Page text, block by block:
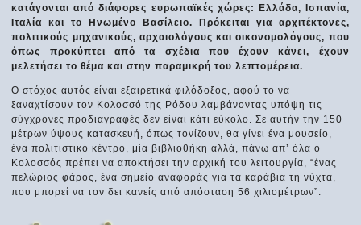
κατάγονται από διάφορες ευρωπαϊκές χώρες: Ελλάδα, Ισπανία,
Ιταλία και το Ηνωμένο Βασίλειο. Πρόκειται για αρχιτέκτονες,
πολιτικούς μηχανικούς, αρχαιολόγους και οικονομολόγους, που
όπως προκύπτει από τα σχέδια που έχουν κάνει, έχουν
μελετήσει το θέμα και στην παραμικρή του λεπτομέρεια.
Ο στόχος αυτός είναι εξαιρετικά φιλόδοξος, αφού το να
ξαναχτίσουν τον Κολοσσό της Ρόδου λαμβάνοντας υπόψη τις
σύγχρονες προδιαγραφές δεν είναι κάτι εύκολο. Σε αυτήν την 150
μέτρων ύψους κατασκευή, όπως τονίζουν, θα γίνει ένα μουσείο,
ένα πολιτιστικό κέντρο, μία βιβλιοθήκη αλλά, πάνω απ’ όλα ο
Κολοσσός πρέπει να αποκτήσει την αρχική του λειτουργία, “ένας
πελώριος φάρος, ένα σημείο αναφοράς για τα καράβια τη νύχτα,
που μπορεί να τον δει κανείς από απόσταση 56 χιλιομέτρων”.